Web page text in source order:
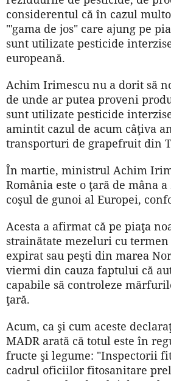
considerentul că în cazul
"'gama de jos" care ajung pe
sunt utilizate pesticide
europeană.
Achim Irimescu nu a dorit să
de unde ar putea proveni
sunt utilizate pesticide
amintit cazul de acum câţiva
transporturi de grapefruit din
În martie, ministrul Achim
România este o ţară de mâna
coşul de gunoi al Europei,
Acesta a afirmat că pe piaţa
strainătate mezeluri cu
expirat sau peşti din marea
viermi din cauza faptului că
capabile să controleze
ţară.
Acum, ca şi cum aceste
MADR arată că totul este în
fructe şi legume: "Inspectorii
cadrul oficiilor fitosanitare